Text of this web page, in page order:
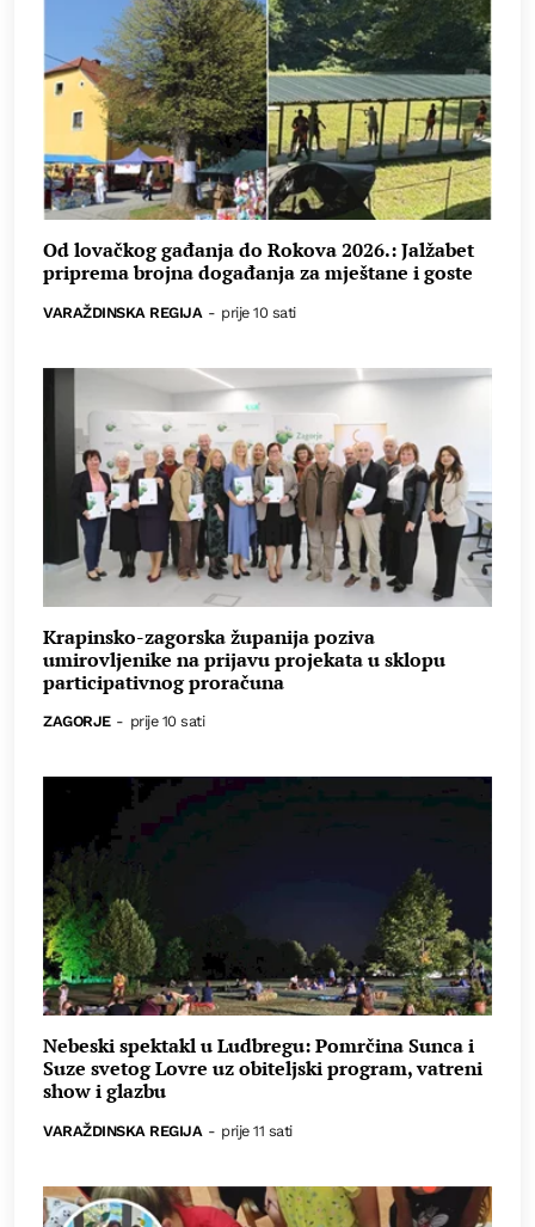
Od lovačkog gađanja do Rokova 2026.: Jalžabet
priprema brojna događanja za mještane i goste
VARAŽDINSKA REGIJA - prije 10 sati
Krapinsko-zagorska županija poziva
umirovljenike na prijavu projekata u sklopu
participativnog proračuna
ZAGORJE - prije 10 sati
Nebeski spektakl u Ludbregu: Pomrčina Sunca i
Suze svetog Lovre uz obiteljski program, vatreni
show i glazbu
VARAŽDINSKA REGIJA - prije 11 sati